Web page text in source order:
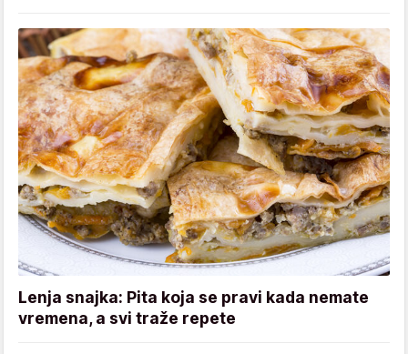
Lenja snajka: Pita koja se pravi kada nemate
vremena, a svi traže repete